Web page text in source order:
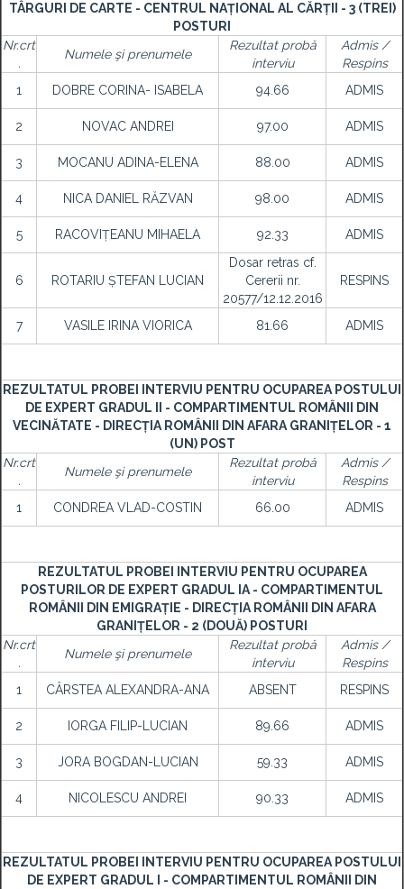
TÂRGURI DE CARTE - CENTRUL NAȚIONAL AL CĂRȚII - 3 (TREI)
POSTURI
Nr.crt
.
Numele şi prenumele
Rezultat probă
interviu
Admis /
Respins
1
DOBRE CORINA- ISABELA 94.66 ADMIS
2 NOVAC ANDREI 97.00 ADMIS
3 MOCANU ADINA-ELENA 88.00 ADMIS
4 NICA DANIEL RĂZVAN 98.00 ADMIS
5 RACOVIȚEANU MIHAELA 92.33 ADMIS
6 ROTARIU ȘTEFAN LUCIAN
Dosar retras cf.
Cererii nr.
20577/12.12.2016
RESPINS
7 VASILE IRINA VIORICA 81.66 ADMIS
REZULTATUL PROBEI INTERVIU PENTRU OCUPAREA POSTULUI
DE EXPERT GRADUL II - COMPARTIMENTUL ROMÂNII DIN
VECINĂTATE - DIRECȚIA ROMÂNII DIN AFARA GRANIȚELOR - 1
(UN) POST
Nr.crt
.
Numele şi prenumele
Rezultat probă
interviu
Admis /
Respins
1
CONDREA VLAD-COSTIN 66.00 ADMIS
REZULTATUL PROBEI INTERVIU PENTRU OCUPAREA
POSTURILOR DE EXPERT GRADUL IA - COMPARTIMENTUL
ROMÂNII DIN EMIGRAȚIE - DIRECȚIA ROMÂNII DIN AFARA
GRANIȚELOR - 2 (DOUĂ) POSTURI
Nr.crt
.
Numele şi prenumele
Rezultat probă
interviu
Admis /
Respins
1
CÂRSTEA ALEXANDRA-ANA ABSENT RESPINS
2 IORGA FILIP-LUCIAN 89.66 ADMIS
3 JORA BOGDAN-LUCIAN 59.33 ADMIS
4 NICOLESCU ANDREI 90.33 ADMIS
REZULTATUL PROBEI INTERVIU PENTRU OCUPAREA POSTULUI
DE EXPERT GRADUL I - COMPARTIMENTUL ROMÂNII DIN